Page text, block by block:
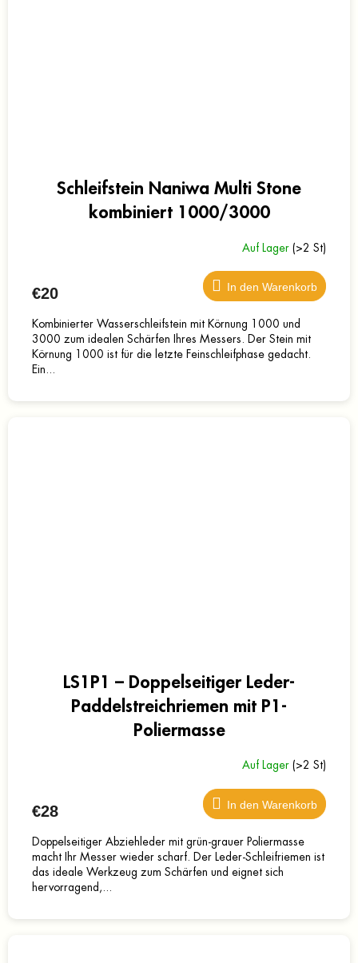
Schleifstein Naniwa Multi Stone
kombiniert 1000/3000
Auf Lager (>2 St)
€20 In den Warenkorb
Kombinierter Wasserschleifstein mit Körnung 1000 und
3000 zum idealen Schärfen Ihres Messers. Der Stein mit
Körnung 1000 ist für die letzte Feinschleifphase gedacht.
Ein...
LS1P1 – Doppelseitiger Leder-
Paddelstreichriemen mit P1-
Poliermasse
Auf Lager (>2 St)
€28 In den Warenkorb
Doppelseitiger Abziehleder mit grün-grauer Poliermasse
macht Ihr Messer wieder scharf. Der Leder-Schleifriemen ist
das ideale Werkzeug zum Schärfen und eignet sich
hervorragend,...